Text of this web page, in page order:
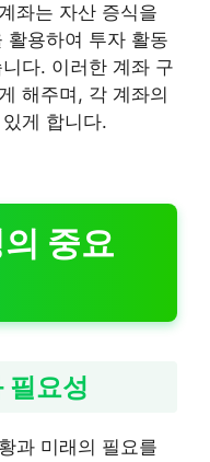
좌는 자산 증식을
활용하여 투자 활동
다. 이러한 계좌 구
해주며, 각 계좌의
게 합니다.
중요
필요성
과 미래의 필요를